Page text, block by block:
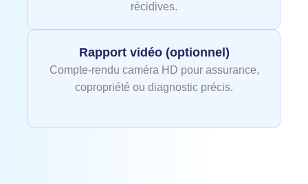
récidives.
Rapport vidéo (optionnel)
Compte‑rendu caméra HD pour assurance,
copropriété ou diagnostic précis.